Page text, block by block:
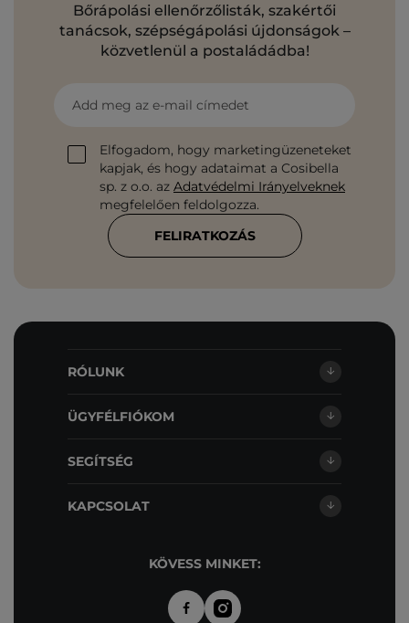
Bőrápolási ellenőrzőlisták, szakértői
tanácsok, szépségápolási újdonságok –
közvetlenül a postaládádba!
Add meg az e-mail címedet
Elfogadom, hogy marketingüzeneteket
kapjak, és hogy adataimat a Cosibella
sp. z o.o. az Adatvédelmi Irányelveknek
megfelelően feldolgozza.
FELIRATKOZÁS
RÓLUNK
ÜGYFÉLFIÓKOM
SEGÍTSÉG
KAPCSOLAT
KÖVESS MINKET: